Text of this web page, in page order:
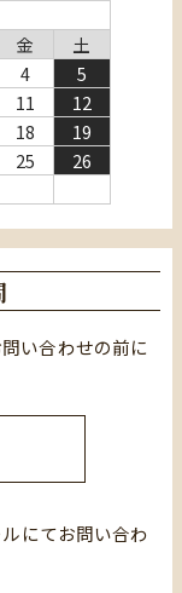
金
土
4
5
11
12
18
19
25
26
い合わせの前に
にてお問い合わ